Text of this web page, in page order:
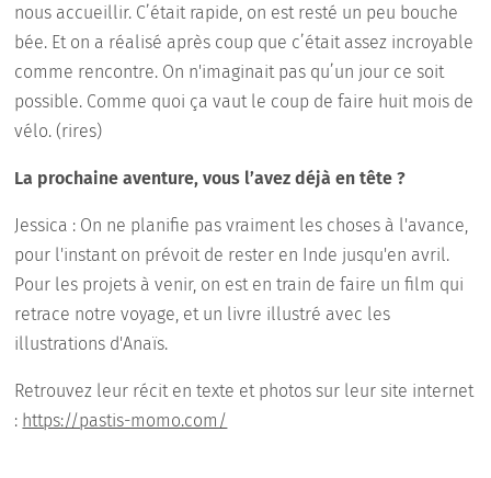
nous accueillir. C’était rapide, on est resté un peu bouche
bée. Et on a réalisé après coup que c’était assez incroyable
comme rencontre. On n'imaginait pas qu’un jour ce soit
possible. Comme quoi ça vaut le coup de faire huit mois de
vélo. (rires)
La prochaine aventure, vous l’avez déjà en tête ?
Jessica : On ne planifie pas vraiment les choses à l'avance,
pour l'instant on prévoit de rester en Inde jusqu'en avril.
Pour les projets à venir, on est en train de faire un film qui
retrace notre voyage, et un livre illustré avec les
illustrations d'Anaïs.
Retrouvez leur récit en texte et photos sur leur site internet
: https://pastis-momo.com/